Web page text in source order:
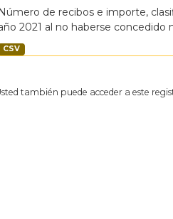
Número de recibos e importe,
2021 al no haberse concedido
CSV
también puede acceder a este